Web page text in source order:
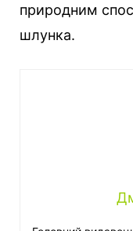
природним
шлунка.